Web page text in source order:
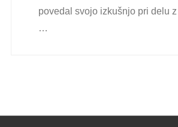
povedal svojo izkušnjo pri delu
…